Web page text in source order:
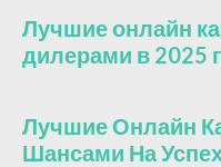
Лучшие онлайн
дилерами в 2025
Лучшие Онлайн
Шансами На